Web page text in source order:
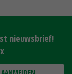
nieuwsbrief!